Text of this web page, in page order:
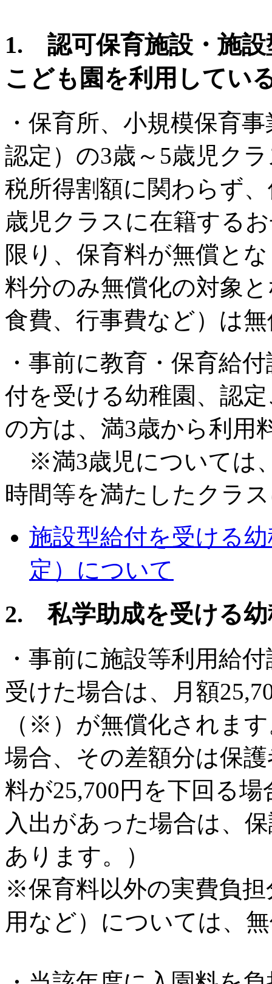
1. 認可保育施設・施設
こども園を利用してい
・保育所、小規模保育
認定）の3歳～5歳児ク
税所得割額に関わらず
歳児クラスに在籍する
限り、保育料が無償と
料分のみ無償化の対象
食費、行事費など）は
・事前に教育・保育給
付を受ける幼稚園、認
の方は、満3歳から利用
※満3歳児については
時間等を満たしたクラ
施設型給付を受ける
定）について
2. 私学助成を受ける
・事前に施設等利用給
受けた場合は、月額
（※）が無償化されま
場合、その差額分は保
料が25,700円を下回る
入出があった場合は、
あります。）
※保育料以外の実費負
用など）については、